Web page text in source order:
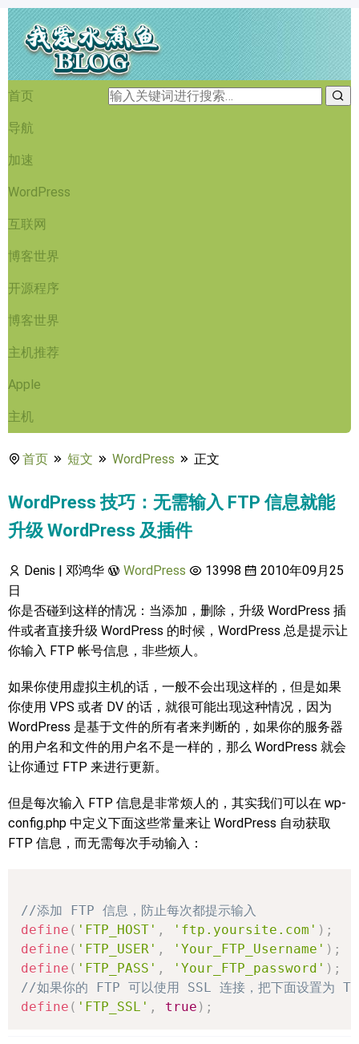
首页
导航
加速
WordPress
互联网
博客世界
开源程序
博客世界
主机推荐
Apple
主机
首页 短文 WordPress 正文
WordPress 技巧：无需输入 FTP 信息就能
升级 WordPress 及插件
Denis | 邓鸿华 WordPress 13998
2010年09月25
日
你是否碰到这样的情况：当添加，删除，升级 WordPress 插
件或者直接升级 WordPress 的时候，WordPress 总是提示让
你输入 FTP 帐号信息，非些烦人。
如果你使用虚拟主机的话，一般不会出现这样的，但是如果
你使用 VPS 或者 DV 的话，就很可能出现这种情况，因为
WordPress 是基于文件的所有者来判断的，如果你的服务器
的用户名和文件的用户名不是一样的，那么 WordPress 就会
让你通过 FTP 来进行更新。
但是每次输入 FTP 信息是非常烦人的，其实我们可以在 wp-
config.php 中定义下面这些常量来让 WordPress 自动获取
FTP 信息，而无需每次手动输入：
//添加 FTP 信息，防止每次都提示输入
define ( 'FTP_HOST' , 'ftp.yoursite.com' ) ;
define ( 'FTP_USER' , 'Your_FTP_Username' ) ;
define ( 'FTP_PASS' , 'Your_FTP_password' ) ;
//如果你的 FTP 可以使用 SSL 连接，把下面设置为
define ( 'FTP_SSL' , true ) ;